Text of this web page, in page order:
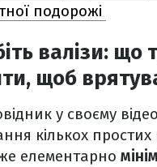
подорожі
валізи: що
щоб
у своєму
кількох
елементарно